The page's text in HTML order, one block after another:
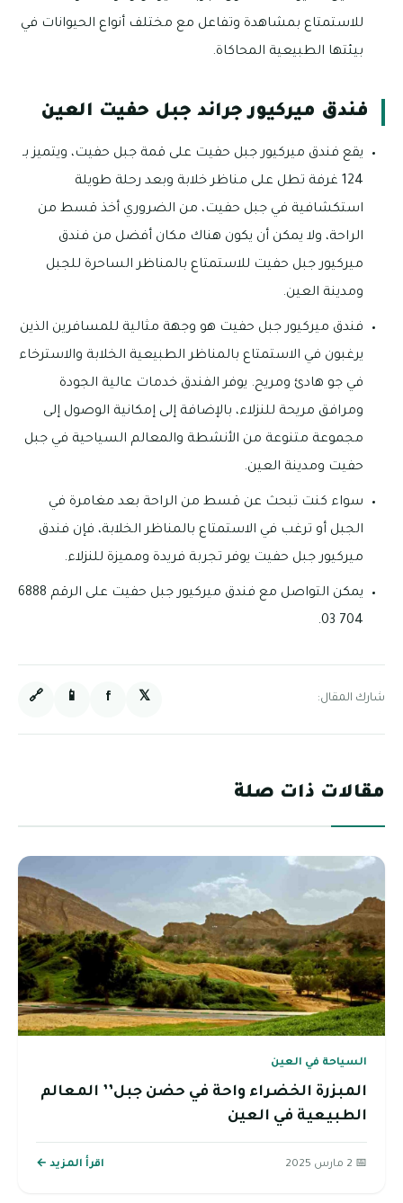
للاستمتاع بمشاهدة وتفاعل مع مختلف أنواع الحيوانات في
بيئتها الطبيعية المحاكاة.
فندق ميركيور جراند جبل حفيت العين
يقع فندق ميركيور جبل حفيت على قمة جبل حفيت، ويتميز بـ
124 غرفة تطل على مناظر خلابة وبعد رحلة طويلة
استكشافية في جبل حفيت، من الضروري أخذ قسط من
الراحة، ولا يمكن أن يكون هناك مكان أفضل من فندق
ميركيور جبل حفيت للاستمتاع بالمناظر الساحرة للجبل
ومدينة العين.
فندق ميركيور جبل حفيت هو وجهة مثالية للمسافرين الذين
يرغبون في الاستمتاع بالمناظر الطبيعية الخلابة والاسترخاء
في جو هادئ ومريح. يوفر الفندق خدمات عالية الجودة
ومرافق مريحة للنزلاء، بالإضافة إلى إمكانية الوصول إلى
مجموعة متنوعة من الأنشطة والمعالم السياحية في جبل
حفيت ومدينة العين.
سواء كنت تبحث عن قسط من الراحة بعد مغامرة في
الجبل أو ترغب في الاستمتاع بالمناظر الخلابة، فإن فندق
ميركيور جبل حفيت يوفر تجربة فريدة ومميزة للنزلاء.
يمكن التواصل مع فندق ميركيور جبل حفيت على الرقم 6888
704 03.
شارك المقال: 𝕏
f
📱
🔗
مقالات ذات صلة
السياحة في العين
المبزرة الخضراء واحة في حضن جبل’’ المعالم
الطبيعية في العين
📅 2 مارس 2025 اقرأ المزيد ←